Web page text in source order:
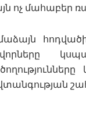
ոչ մահաբեր